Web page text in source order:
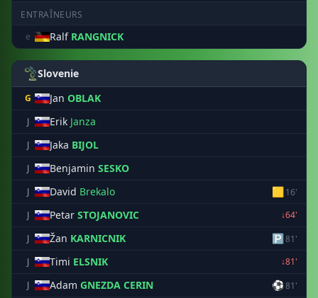
ENTRAÎNEURS
e
Ralf RANGNICK
Slovenie
G Jan OBLAK
J Erik Janza
J Jaka BIJOL
J Benjamin SESKO
J David Brekalo 🟨16'
J
Petar STOJANOVIC
↓64'
J
Žan KARNICNIK 🅿81'
J
Timi ELSNIK
↓81'
J
Adam GNEZDA CERIN ⚽81'